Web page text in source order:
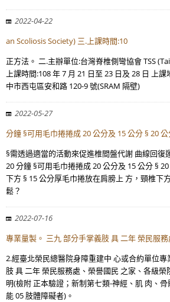
2022-04-22
an Scoliosis Society) 三.上課時間:10
正方法。 二.主辦單位:台灣脊椎側彎協會 TSS
上課時間:108 年 7 月 21 日至 23 日及 28 日 上
中市西屯區安和路 120-9 號(SRAM 隔壁)
2022-05-27
分鐘 §可用毛巾捲捲成 20 公分及 15 公分 § 20
§需透過適當的活動來促進椎間盤代謝 曲線回復
20 分鐘 §可用毛巾捲捲成 20 公分及 15 公分 §
下方 § 15 公分厚毛巾捲放在肩膀上 方，頸椎下
鬆？
2022-07-16
專業量製。 三九 部分手掌義肢 具 二年 榮民服
2.經臺北榮民總醫院身障重建中 心或合約單位
肢 具 二年 榮民服務處、榮譽國民 之家、各級
明(檢附 正本驗證；新制第七類-神經、肌 肉、
能 05 肢體障礙者)。